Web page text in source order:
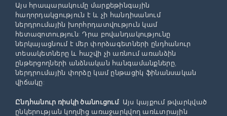
Այս հրապարակումը մարքեթինգային
հաղորդակցություն է և չի հանդիսանում
ներդրումային խորհրդատվություն կամ
հետազոտություն: Դրա բովանդակությունը
ներկայացնում է մեր փորձագետների ընդհանուր
տեսակետները և հաշվի չի առնում առանձին
ընթերցողների անձնական հանգամանքները,
ներդրումային փորձը կամ ընթացիկ ֆինանսական
վիճակը:
Ընդհանուր ռիսկի ծանուցում: Այս կայքում թվարկված
ընկերության կողմից առաջարկվող առևտրային